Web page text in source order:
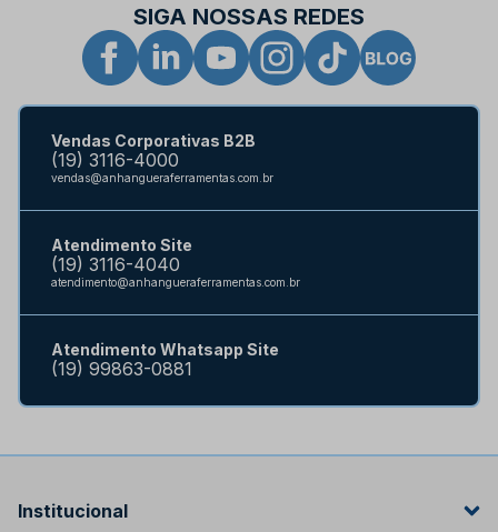
SIGA NOSSAS REDES
Vendas Corporativas B2B
(19) 3116-4000
vendas@anhangueraferramentas.com.br
Atendimento Site
(19) 3116-4040
atendimento@anhangueraferramentas.com.br
Atendimento Whatsapp Site
(19) 99863-0881
Institucional